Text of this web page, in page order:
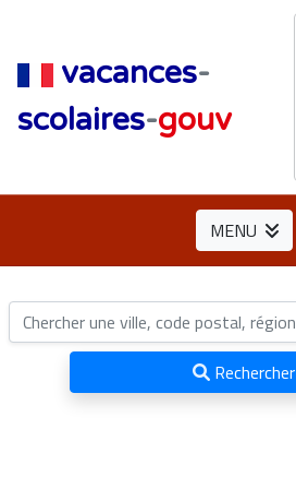
vacances-
scolaires-gouv
MENU
Rechercher